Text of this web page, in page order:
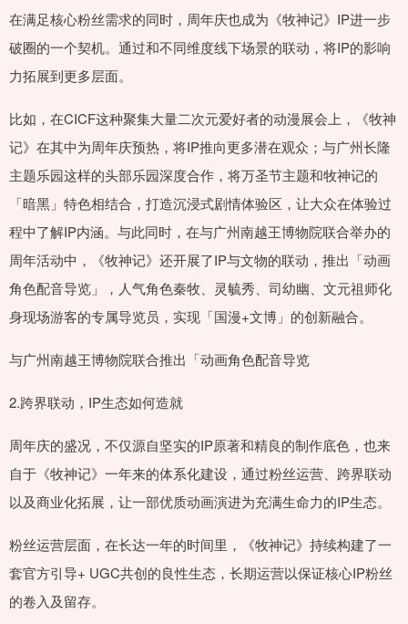
在满足核心粉丝需求的同时，周年庆也成为《牧神记》IP进一步
破圈的一个契机。通过和不同维度线下场景的联动，将IP的影响
力拓展到更多层面。
比如，在CICF这种聚集大量二次元爱好者的动漫展会上，《牧神
记》在其中为周年庆预热，将IP推向更多潜在观众；与广州长隆
主题乐园这样的头部乐园深度合作，将万圣节主题和牧神记的
「暗黑」特色相结合，打造沉浸式剧情体验区，让大众在体验过
程中了解IP内涵。与此同时，在与广州南越王博物院联合举办的
周年活动中，《牧神记》还开展了IP与文物的联动，推出「动画
角色配音导览」，人气角色秦牧、灵毓秀、司幼幽、文元祖师化
身现场游客的专属导览员，实现「国漫+文博」的创新融合。
与广州南越王博物院联合推出「动画角色配音导览
2.跨界联动，IP生态如何造就
周年庆的盛况，不仅源自坚实的IP原著和精良的制作底色，也来
自于《牧神记》一年来的体系化建设，通过粉丝运营、跨界联动
以及商业化拓展，让一部优质动画演进为充满生命力的IP生态。
粉丝运营层面，在长达一年的时间里，《牧神记》持续构建了一
套官方引导+ UGC共创的良性生态，长期运营以保证核心IP粉丝
的卷入及留存。